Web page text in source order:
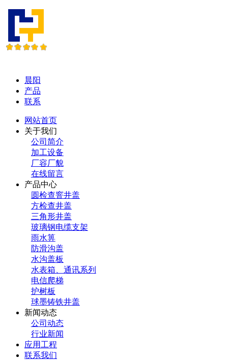
晨阳
产品
联系
网站首页
关于我们
公司简介
加工设备
厂容厂貌
在线留言
产品中心
圆检查窨井盖
方检查井盖
三角形井盖
玻璃钢电缆支架
雨水箅
防滑沟盖
水沟盖板
水表箱、通讯系列
电信爬梯
护树板
球墨铸铁井盖
新闻动态
公司动态
行业新闻
应用工程
联系我们